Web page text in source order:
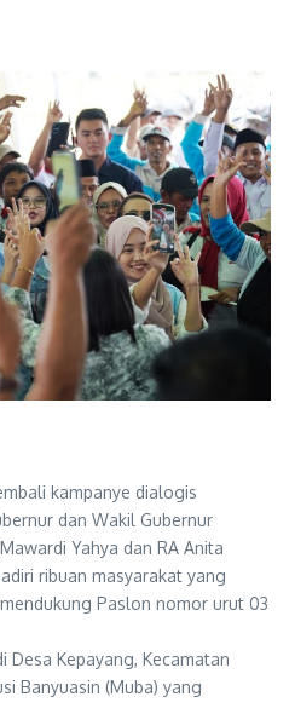
kampanye dialogis
dan Wakil Gubernur
Yahya dan RA Anita
ribuan masyarakat yang
Paslon nomor urut 03
Desa Kepayang, Kecamatan
Banyuasin (Muba) yang